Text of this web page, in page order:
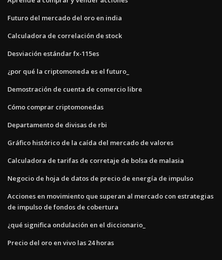
Futuro del mercado del oro en india
Calculadora de correlación de stock
Desviación estándar fx-115es
¿por qué la criptomoneda es el futuro_
Demostración de cuenta de comercio libre
Cómo comprar criptomonedas
Departamento de divisas de rbi
Gráfico histórico de la caída del mercado de valores
Calculadora de tarifas de corretaje de bolsa de malasia
Negocio de hoja de datos de precio de energía de impulso
Acciones en movimiento que superan al mercado con estrategias
de impulso de fondos de cobertura
¿qué significa ondulación en el diccionario_
Precio del oro en vivo las 24 horas